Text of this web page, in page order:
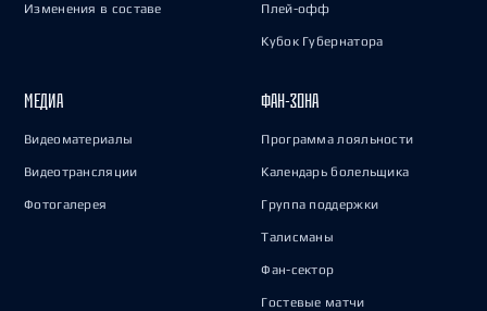
Изменения в составе Плей-офф
Кубок Губернатора
МЕДИА
Видеоматериалы
Видеотрансляции
Фотогалерея
ФАН-ЗОНА
Программа лояльности
Календарь болельщика
Группа поддержки
Талисманы
Фан-сектор
Гостевые матчи